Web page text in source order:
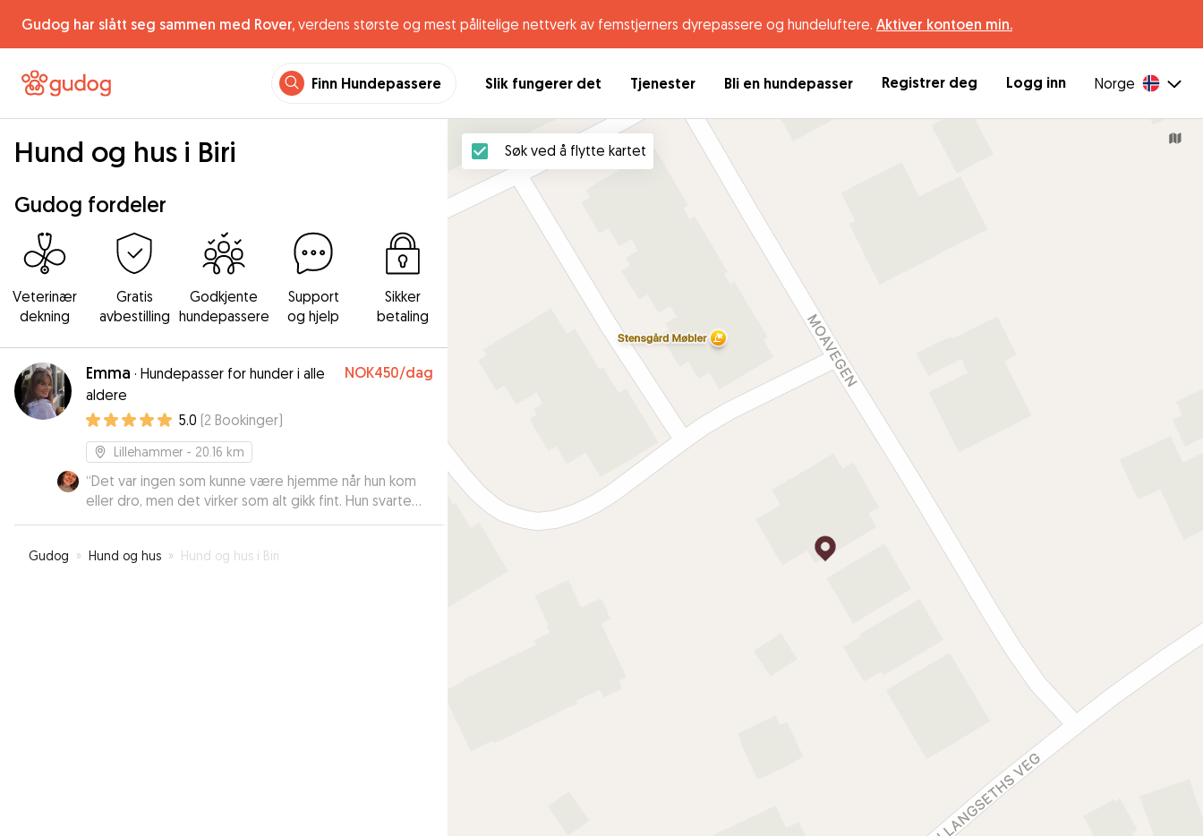
Gudog har slått seg sammen med Rover, verdens største og mest pålitelige nettverk av femstjerners dyrepassere og hundeluftere. Aktiver kontoen min.
Finn Hundepassere Slik fungerer det Tjenester Bli en hundepasser Registrer deg Logg inn Norge
Hund og hus i Biri
Gudog fordeler
Veterinær
dekning
Gratis
avbestilling
Godkjente
hundepassere
Support
og hjelp
Sikker
betaling
Emma · Hundepasser for hunder i alle
aldere
NOK450/dag
5.0 (2 Bookinger)
Lillehammer - 20.16 km
“Det var ingen som kunne være hjemme når hun kom
eller dro, men det virker som alt gikk fint. Hun svarte
fort på meldingene, sende bilder underveis og virket
hunden vår ble tatt vare på. ”
Gudog » Hund og hus » Hund og hus i Biri
Søk ved å flytte kartet